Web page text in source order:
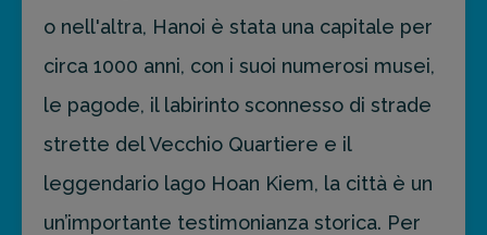
o nell'altra, Hanoi è stata una capitale per
circa 1000 anni, con i suoi numerosi musei,
le pagode, il labirinto sconnesso di strade
strette del Vecchio Quartiere e il
leggendario lago Hoan Kiem, la città è un
un’importante testimonianza storica. Per